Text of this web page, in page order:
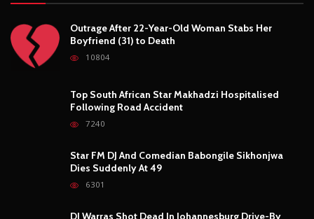
Outrage After 22-Year-Old Woman Stabs Her
Boyfriend (31) to Death
10804
Top South African Star Makhadzi Hospitalised
Following Road Accident
7240
Star FM DJ And Comedian Babongile Sikhonjwa
Dies Suddenly At 49
6301
DJ Warras Shot Dead In Johannesburg Drive-By